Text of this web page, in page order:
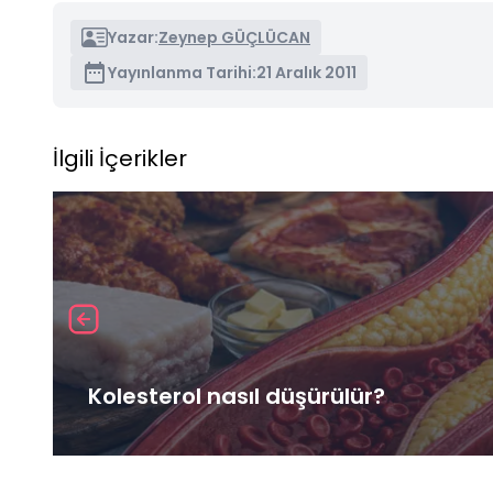
Yazar:Zeynep GÜÇLÜCAN
Yayınlanma Tarihi:21 Aralık 2011
İlgili İçerikler
Kolesterol nasıl düşürülür?